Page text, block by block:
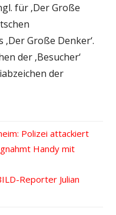
für ‚Der Große
Große Denker‘.
der ‚Besucher‘
der
Polizei attackiert
Handy mit
Reporter Julian